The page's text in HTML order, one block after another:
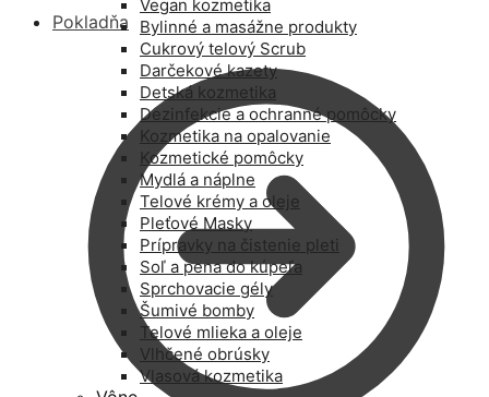
Pokladňa
Vegan kozmetika
Bylinné a masážne produkty
Cukrový telový Scrub
Darčekové kazety
Detská kozmetika
Dezinfekcie a ochranné pomôcky
Kozmetika na opalovanie
Kozmetické pomôcky
Mydlá a náplne
Telové krémy a oleje
Pleťové Masky
Prípravky na čistenie pleti
Soľ a pena do kúpeľa
Sprchovacie gély
Šumivé bomby
Telové mlieka a oleje
Vlhčené obrúsky
Vlasová kozmetika